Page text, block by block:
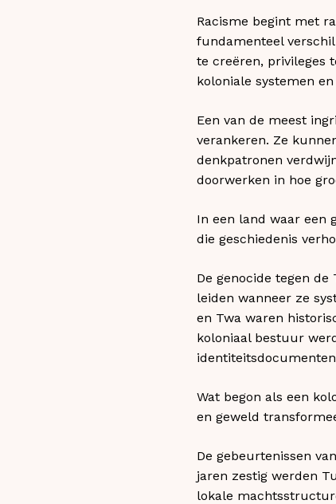
Racisme begint met
fundamenteel
te creëren, privileges
koloniale systemen
Een van de meest
verankeren. Ze
denkpatronen
doorwerken in hoe
In een land waar een
die geschiedenis
De genocide tegen
leiden wanneer ze
en Twa waren
koloniaal bestuur
Wat begon als een
en geweld
De gebeurtenissen
jaren zestig werden
lokale